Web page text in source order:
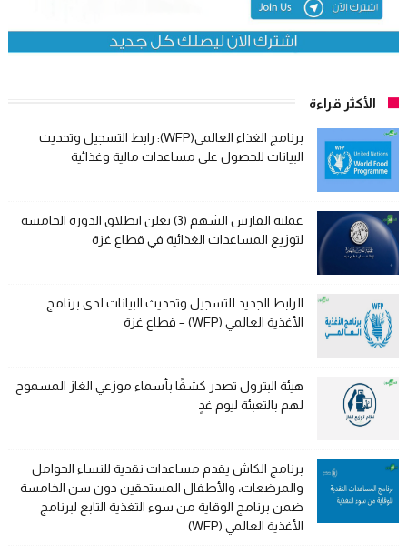
الأكثر قراءة
برنامج الغذاء العالمي(WFP): رابط التسجيل وتحديث
البيانات للحصول على مساعدات مالية وغذائية
عملية الفارس الشهم (3) تعلن انطلاق الدورة الخامسة
لتوزيع المساعدات الغذائية في قطاع غزة
الرابط الجديد للتسجيل وتحديث البيانات لدى برنامج
الأغذية العالمي (WFP) – قطاع غزة
هيئة البترول تصدر كشفًا بأسماء موزعي الغاز المسموح
لهم بالتعبئة ليوم غدٍ
برنامج الكاش يقدم مساعدات نقدية للنساء الحوامل
والمرضعات، والأطفال المستحقين دون سن الخامسة
ضمن برنامج الوقاية من سوء التغذية التابع لبرنامج
الأغذية العالمي (WFP)